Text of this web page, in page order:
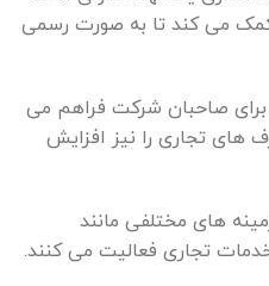
می کند تا به صورت رسمی
برای صاحبان شرکت فراهم می
های تجاری را نیز افزایش
های مختلفی مانند
خدمات تجاری فعالیت می کنند.